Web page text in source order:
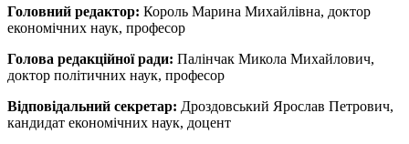
Головний редактор: Король Марина Михайлівна, доктор
економічних наук, професор
Голова редакційної ради: Палінчак Микола Михайлович,
доктор політичних наук, професор
Відповідальний секретар: Дроздовський Ярослав Петрович,
кандидат економічних наук, доцент